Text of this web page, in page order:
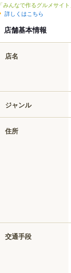
「みんなで作るグルメサイ
詳しくはこちら
店舗基本情報
店名
ジャンル
住所
交通手段